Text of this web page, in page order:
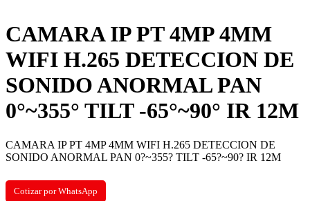
CAMARA IP PT 4MP 4MM
WIFI H.265 DETECCION DE
SONIDO ANORMAL PAN
0°~355° TILT -65°~90° IR 12M
CAMARA IP PT 4MP 4MM WIFI H.265 DETECCION DE
SONIDO ANORMAL PAN 0?~355? TILT -65?~90? IR 12M
Cotizar por WhatsApp